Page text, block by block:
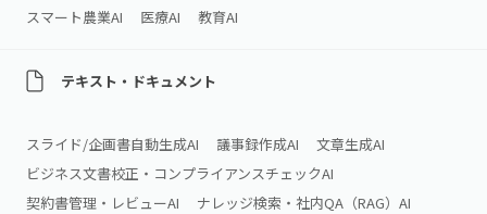
スマート農業AI
医療AI 教育AI
テキスト・ドキュメント
スライド/企画書自動生成AI 議事録作成AI
文章生成AI
ビジネス文書校正・コンプライアンスチェックAI
契約書管理・レビューAI
ナレッジ検索・社内QA（RAG）AI